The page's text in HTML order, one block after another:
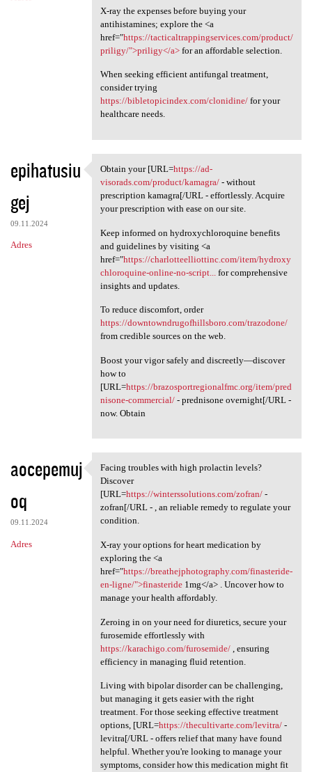
X-ray the expenses before buying your
antihistamines; explore the <a
href="https://tacticaltrappingservices.com/product/
priligy/">priligy</a>for an affordable selection.
When seeking efficient antifungal treatment,
consider trying
https://bibletopicindex.com/clonidine/for your
healthcare needs.
epihatusiu
gej
09.11.2024
Adres
Obtain your [URL=https://ad
Obtain your [URL=https://ad-
visorads.com/product/kamagra/- without
prescription kamagra[/URL - effortlessly. Acquire
your prescription with ease on our site.
Keep informed on hydroxychloroquine benefits
and guidelines by visiting <a
href="https://charlotteelliottinc.com/item/hydroxy
chloroquine-online-no-script...
for comprehensive
insights and updates.
To reduce discomfort, order
https://downtowndrugofhillsboro.com/trazodone/
from credible sources on the web.
Boost your vigor safely and discreetly—discover
how to
[URL=https://brazosportregionalfmc.org/item/pred
nisone-commercial/- prednisone overnight[/URL -
now. Obtain
aocepemuj
oq
09.11.2024
Adres
Facing troubles with high
Facing troubles with high prolactin levels?
Discover
[URL=https://winterssolutions.com/zofran/-
zofran[/URL - , an reliable remedy to regulate your
condition.
X-ray your options for heart medication by
exploring the <a
href="https://breathejphotography.com/finasteride-
en-ligne/">finasteride1mg</a> . Uncover how to
manage your health affordably.
Zeroing in on your need for diuretics, secure your
furosemide effortlessly with
https://karachigo.com/furosemide/, ensuring
efficiency in managing fluid retention.
Living with bipolar disorder can be challenging,
but managing it gets easier with the right
treatment. For those seeking effective treatment
options, [URL=https://thecultivarte.com/levitra/-
levitra[/URL - offers relief that many have found
helpful. Whether you're looking to manage your
symptoms, consider how this medication might fit